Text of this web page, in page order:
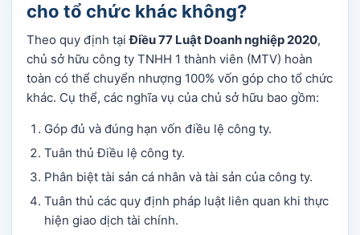
cho tổ chức khác không?
Theo quy định tạiĐiều 77 Luật Doanh nghiệp 2020,
chủ sở hữu công ty TNHH 1 thành viên (MTV) hoàn
toàn có thể chuyển nhượng 100% vốn góp cho tổ chức
khác. Cụ thể, các nghĩa vụ của chủ sở hữu bao gồm:
Góp đủ và đúng hạn vốn điều lệ công ty.
Tuân thủ Điều lệ công ty.
Phân biệt tài sản cá nhân và tài sản của công ty.
Tuân thủ các quy định pháp luật liên quan khi thực
hiện giao dịch tài chính.